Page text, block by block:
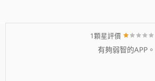
1顆星評價
有夠弱智的APP。